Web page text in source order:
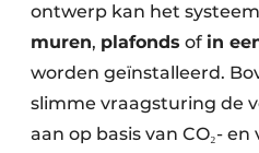
ontwerp kan het
muren, plafonds of in
worden geïnstalleerd.
slimme vraagsturing de
aan op basis van CO₂-